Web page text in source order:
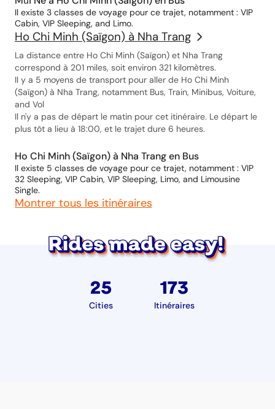
Il existe 3 classes de voyage pour ce trajet, notamment : VIP
Cabin, VIP Sleeping, and Limo.
Ho Chi Minh (Saïgon) à Nha Trang
La distance entre Ho Chi Minh (Saïgon) et Nha Trang
correspond à 201 miles, soit environ 321 kilomètres.
Il y a 5 moyens de transport pour aller de Ho Chi Minh
(Saïgon) à Nha Trang, notamment Bus, Train, Minibus, Voiture,
and Vol
Il n'y a pas de départ le matin pour cet itinéraire. Le départ le
plus tôt a lieu à 18:00, et le trajet dure 6 heures.
Ho Chi Minh (Saïgon) à Nha Trang en Bus
Il existe 5 classes de voyage pour ce trajet, notamment : VIP
32 Sleeping, VIP Cabin, VIP Sleeping, Limo, and Limousine
Single.
Montrer tous les itinéraires
25
Cities
173
Itinéraires